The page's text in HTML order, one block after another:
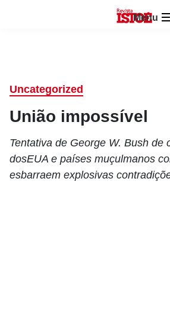
Menu
Uncategorized
União impossível
Tentativa de George W. Bush de
dosEUA e países muçulmanos
esbarraem explosivas